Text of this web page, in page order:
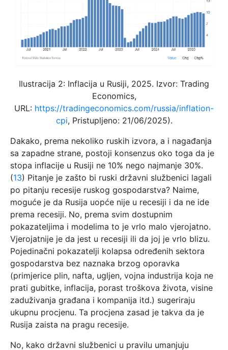
Ilustracija 2: Inflacija u Rusiji, 2025. Izvor: Trading
Economics,
URL: https://tradingeconomics.com/russia/inflation-
cpi, Pristupljeno: 21/06/2025).
Dakako, prema nekoliko ruskih izvora, a i nagađanja
sa zapadne strane, postoji konsenzus oko toga da je
stopa inflacije u Rusiji ne 10% nego najmanje 30%.
(13) Pitanje je zašto bi ruski državni službenici lagali
po pitanju recesije ruskog gospodarstva? Naime,
moguće je da Rusija uopće nije u recesiji i da ne ide
prema recesiji. No, prema svim dostupnim
pokazateljima i modelima to je vrlo malo vjerojatno.
Vjerojatnije je da jest u recesiji ili da joj je vrlo blizu.
Pojedinačni pokazatelji kolapsa određenih sektora
gospodarstva bez naznaka brzog oporavka
(primjerice plin, nafta, ugljen, vojna industrija koja ne
prati gubitke, inflacija, porast troškova života, visine
zaduživanja građana i kompanija itd.) sugeriraju
ukupnu procjenu. Ta procjena zasad je takva da je
Rusija zaista na pragu recesije.
No, kako državni službenici u pravilu umanjuju